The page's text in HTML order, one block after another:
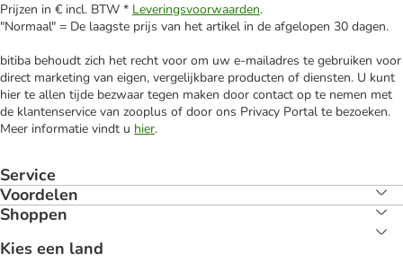
Prijzen in € incl. BTW * Leveringsvoorwaarden.
"Normaal" = De laagste prijs van het artikel in de afgelopen 30 dagen.
bitiba behoudt zich het recht voor om uw e-mailadres te gebruiken voor
direct marketing van eigen, vergelijkbare producten of diensten. U kunt
hier te allen tijde bezwaar tegen maken door contact op te nemen met
de klantenservice van zooplus of door ons Privacy Portal te bezoeken.
Meer informatie vindt u hier.
Service
Voordelen
Shoppen
Kies een land